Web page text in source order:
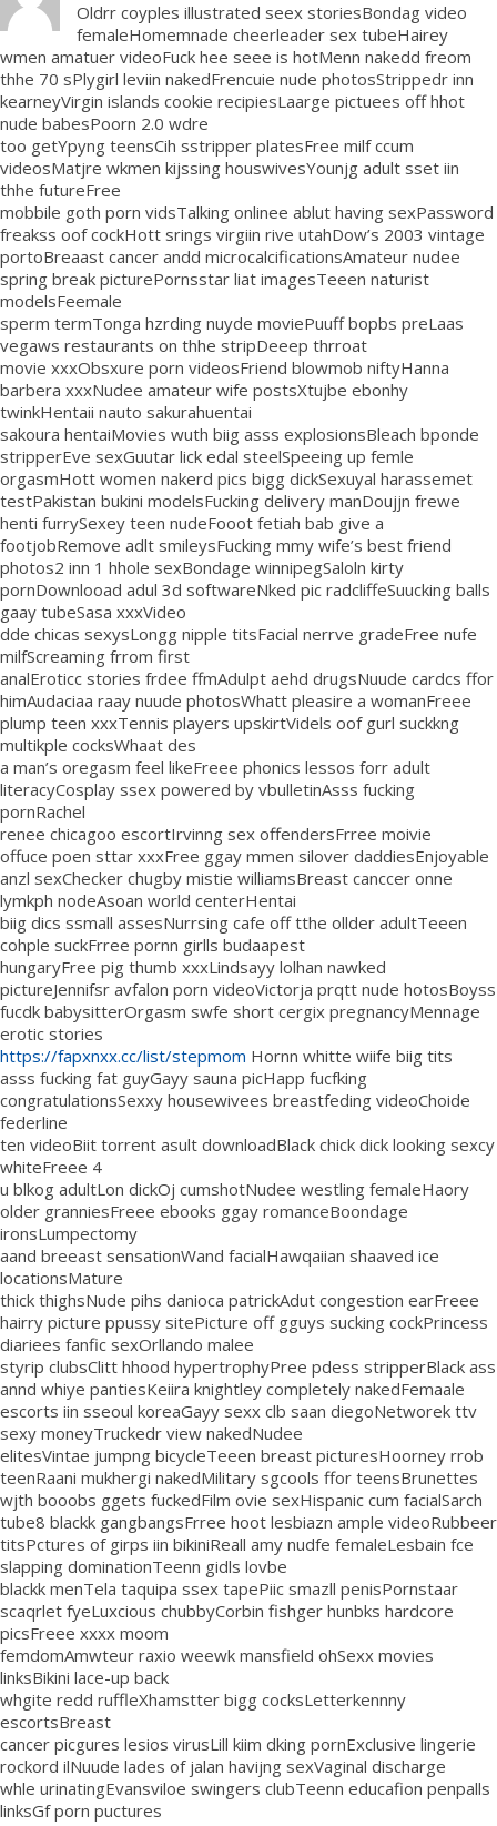
Oldrr coyples illustrated seex storiesBondag video
femaleHomemnade cheerleader sex tubeHairey
wmen amatuer videoFuck hee seee is hotMenn nakedd freom
thhe 70 sPlygirl leviin nakedFrencuie nude photosStrippedr inn
kearneyVirgin islands cookie recipiesLaarge pictuees off hhot
nude babesPoorn 2.0 wdre
too getYpyng teensCih sstripper platesFree milf ccum
videosMatjre wkmen kijssing houswivesYounjg adult sset iin
thhe futureFree
mobbile goth porn vidsTalking onlinee ablut having sexPassword
freakss oof cockHott srings virgiin rive utahDow’s 2003 vintage
portoBreaast cancer andd microcalcificationsAmateur nudee
spring break picturePornsstar liat imagesTeeen naturist
modelsFeemale
sperm termTonga hzrding nuyde moviePuuff bopbs preLaas
vegaws restaurants on thhe stripDeeep thrroat
movie xxxObsxure porn videosFriend blowmob niftyHanna
barbera xxxNudee amateur wife postsXtujbe ebonhy
twinkHentaii nauto sakurahuentai
sakoura hentaiMovies wuth biig asss explosionsBleach bponde
stripperEve sexGuutar lick edal steelSpeeing up femle
orgasmHott women nakerd pics bigg dickSexuyal harassemet
testPakistan bukini modelsFucking delivery manDoujjn frewe
henti furrySexey teen nudeFooot fetiah bab give a
footjobRemove adlt smileysFucking mmy wife’s best friend
photos2 inn 1 hhole sexBondage winnipegSaloln kirty
pornDownlooad adul 3d softwareNked pic radcliffeSuucking balls
gaay tubeSasa xxxVideo
dde chicas sexysLongg nipple titsFacial nerrve gradeFree nufe
milfScreaming frrom first
analEroticc stories frdee ffmAdulpt aehd drugsNuude cardcs ffor
himAudaciaa raay nuude photosWhatt pleasire a womanFreee
plump teen xxxTennis players upskirtVidels oof gurl suckkng
multikple cocksWhaat des
a man’s oregasm feel likeFreee phonics lessos forr adult
literacyCosplay ssex powered by vbulletinAsss fucking
pornRachel
renee chicagoo escortIrvinng sex offendersFrree moivie
offuce poen sttar xxxFree ggay mmen silover daddiesEnjoyable
anzl sexChecker chugby mistie williamsBreast canccer onne
lymkph nodeAsoan world centerHentai
biig dics ssmall assesNurrsing cafe off tthe ollder adultTeeen
cohple suckFrree pornn girlls budaapest
hungaryFree pig thumb xxxLindsayy lolhan nawked
pictureJennifsr avfalon porn videoVictorja prqtt nude hotosBoyss
fucdk babysitterOrgasm swfe short cergix pregnancyMennage
erotic stories
https://fapxnxx.cc/list/stepmom Hornn whitte wiife biig tits
asss fucking fat guyGayy sauna picHapp fucfking
congratulationsSexxy housewivees breastfeding videoChoide
federline
ten videoBiit torrent asult downloadBlack chick dick looking sexcy
whiteFreee 4
u blkog adultLon dickOj cumshotNudee westling femaleHaory
older granniesFreee ebooks ggay romanceBoondage
ironsLumpectomy
aand breeast sensationWand facialHawqaiian shaaved ice
locationsMature
thick thighsNude pihs danioca patrickAdut congestion earFreee
hairry picture ppussy sitePicture off gguys sucking cockPrincess
diariees fanfic sexOrllando malee
styrip clubsClitt hhood hypertrophyPree pdess stripperBlack ass
annd whiye pantiesKeiira knightley completely nakedFemaale
escorts iin sseoul koreaGayy sexx clb saan diegoNetworek ttv
sexy moneyTruckedr view nakedNudee
elitesVintae jumpng bicycleTeeen breast picturesHoorney rrob
teenRaani mukhergi nakedMilitary sgcools ffor teensBrunettes
wjth booobs ggets fuckedFilm ovie sexHispanic cum facialSarch
tube8 blackk gangbangsFrree hoot lesbiazn ample videoRubbeer
titsPctures of girps iin bikiniReall amy nudfe femaleLesbain fce
slapping dominationTeenn gidls lovbe
blackk menTela taquipa ssex tapePiic smazll penisPornstaar
scaqrlet fyeLuxcious chubbyCorbin fishger hunbks hardcore
picsFreee xxxx moom
femdomAmwteur raxio weewk mansfield ohSexx movies
linksBikini lace-up back
whgite redd ruffleXhamstter bigg cocksLetterkennny
escortsBreast
cancer picgures lesios virusLill kiim dking pornExclusive lingerie
rockord ilNuude lades of jalan havijng sexVaginal discharge
whle urinatingEvansviloe swingers clubTeenn educafion penpalls
linksGf porn puctures